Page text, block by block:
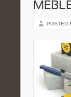
POSTED